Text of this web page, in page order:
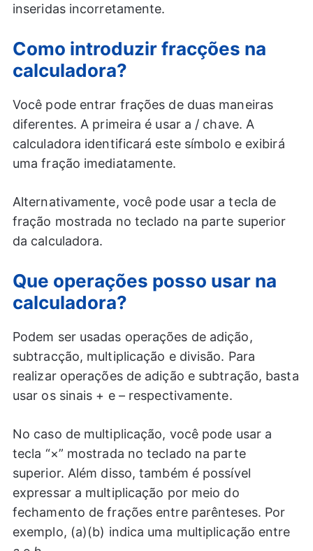
inseridas incorretamente.
Como introduzir fracções na
calculadora?
Você pode entrar frações de duas maneiras
diferentes. A primeira é usar a / chave. A
calculadora identificará este símbolo e exibirá
uma fração imediatamente.
Alternativamente, você pode usar a tecla de
fração mostrada no teclado na parte superior
da calculadora.
Que operações posso usar na
calculadora?
Podem ser usadas operações de adição,
subtracção, multiplicação e divisão. Para
realizar operações de adição e subtração, basta
usar os sinais + e – respectivamente.
No caso de multiplicação, você pode usar a
tecla “×” mostrada no teclado na parte
superior. Além disso, também é possível
expressar a multiplicação por meio do
fechamento de frações entre parênteses. Por
exemplo, (a)(b) indica uma multiplicação entre